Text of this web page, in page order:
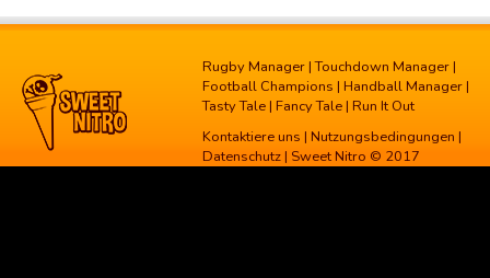
Rugby Manager |Touchdown Manager |
Football Champions | Handball Manager |
Tasty Tale | Fancy Tale | Run It Out
Kontaktiere uns | Nutzungsbedingungen |
Datenschutz | Sweet Nitro © 2017